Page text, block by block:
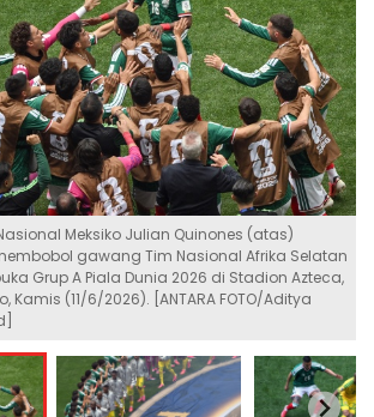
Meksiko Julian Quinones (atas)
gawang Tim Nasional Afrika Selatan
Grup A Piala Dunia 2026 di Stadion Azteca,
Kamis (11/6/2026). [ANTARA FOTO/Aditya